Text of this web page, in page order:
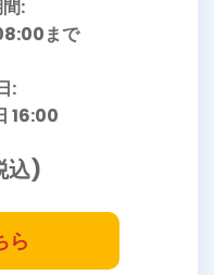
:
まで
:
16:00
込)
ら